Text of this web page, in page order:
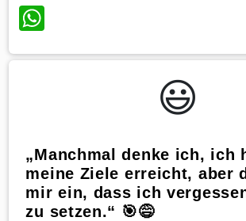
WhatsApp
😃️
„Manchmal denke ich, ich
meine Ziele erreicht, aber
mir ein, dass ich
zu setzen.“ 🎯😅